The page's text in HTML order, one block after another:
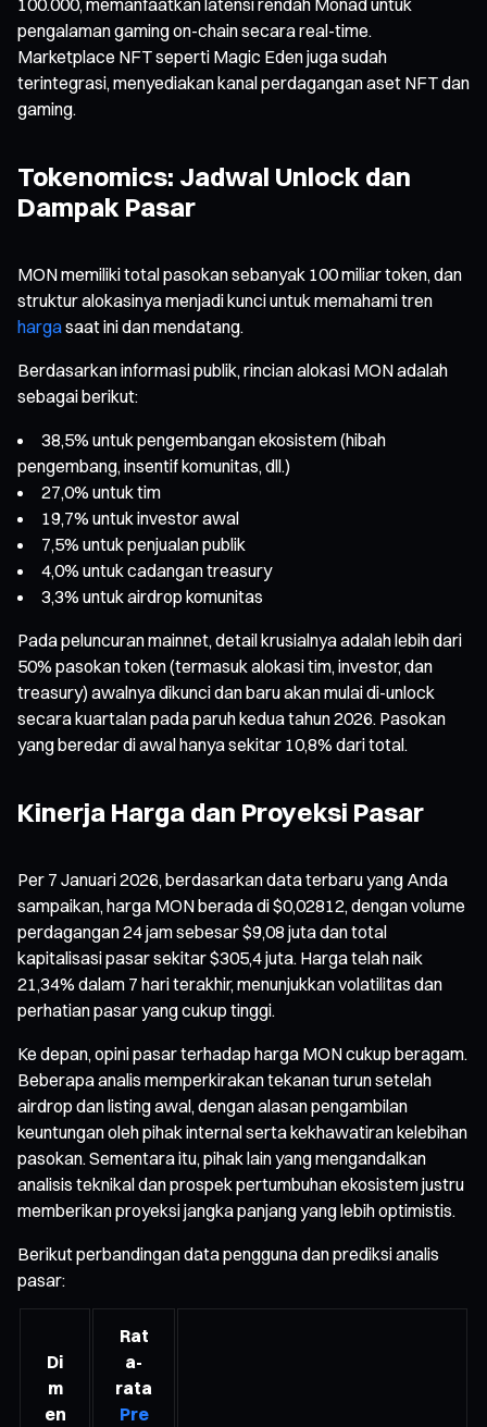
pengalaman gaming on-chain secara real-time.
Marketplace NFT seperti Magic Eden juga sudah
terintegrasi, menyediakan kanal perdagangan aset NFT dan
gaming.
Tokenomics: Jadwal Unlock dan
Dampak Pasar
MON memiliki total pasokan sebanyak 100 miliar token, dan
struktur alokasinya menjadi kunci untuk memahami tren
hargasaat ini dan mendatang.
Berdasarkan informasi publik, rincian alokasi MON adalah
sebagai berikut:
38,5% untuk pengembangan ekosistem (hibah
pengembang, insentif komunitas, dll.)
27,0% untuk tim
19,7% untuk investor awal
7,5% untuk penjualan publik
4,0% untuk cadangan treasury
3,3% untuk airdrop komunitas
Pada peluncuran mainnet, detail krusialnya adalah lebih dari
50% pasokan token (termasuk alokasi tim, investor, dan
treasury) awalnya dikunci dan baru akan mulai di-unlock
secara kuartalan pada paruh kedua tahun 2026. Pasokan
yang beredar di awal hanya sekitar 10,8% dari total.
Kinerja Harga dan Proyeksi Pasar
Per 7 Januari 2026, berdasarkan data terbaru yang Anda
sampaikan, harga MON berada di $0,02812, dengan volume
perdagangan 24 jam sebesar $9,08 juta dan total
kapitalisasi pasar sekitar $305,4 juta. Harga telah naik
21,34% dalam 7 hari terakhir, menunjukkan volatilitas dan
perhatian pasar yang cukup tinggi.
Ke depan, opini pasar terhadap harga MON cukup beragam.
Beberapa analis memperkirakan tekanan turun setelah
airdrop dan listing awal, dengan alasan pengambilan
keuntungan oleh pihak internal serta kekhawatiran kelebihan
pasokan. Sementara itu, pihak lain yang mengandalkan
analisis teknikal dan prospek pertumbuhan ekosistem justru
memberikan proyeksi jangka panjang yang lebih optimistis.
Berikut perbandingan data pengguna dan prediksi analis
pasar:
Di
m
en
Rat
a-
rata
Pre